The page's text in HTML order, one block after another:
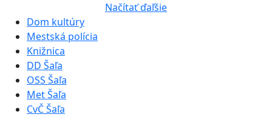
Načítať ďaľšie
Dom kultúry
Mestská polícia
Knižnica
DD Šaľa
OSS Šaľa
Met Šaľa
CvČ Šaľa